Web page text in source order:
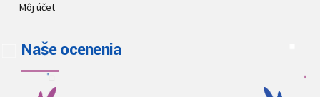
Môj účet
Naše ocenenia